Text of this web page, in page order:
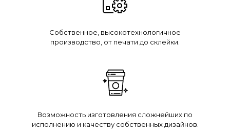
Собственное, высокотехнологичное
производство, от печати до склейки.
Возможность изготовления сложнейших по
исполнению и качеству собственных дизайнов.